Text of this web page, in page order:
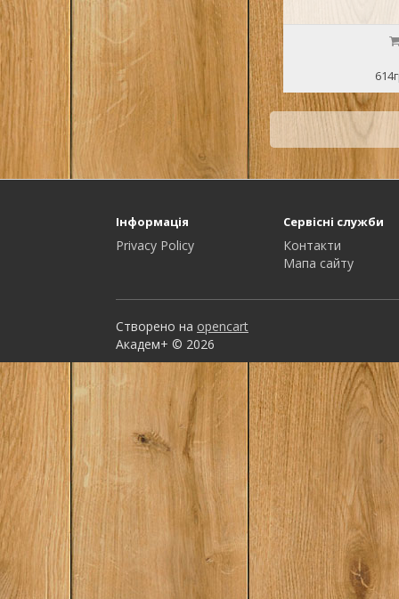
Інформація
Privacy Policy
Сервісні служби
Контакти
Мапа сайту
Створено на opencart
Академ+ © 2026